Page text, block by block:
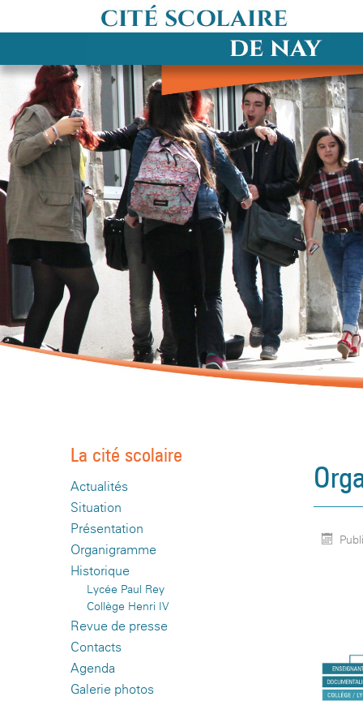
La cité scolaire
Actualités
Situation
Présentation
Organigramme
Historique
Lycée Paul Rey
Collège Henri IV
Revue de presse
Contacts
Agenda
Galerie photos